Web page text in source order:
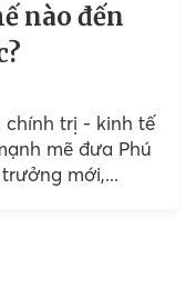
nào đến
chính trị - kinh tế
mẽ đưa Phú
mới,...